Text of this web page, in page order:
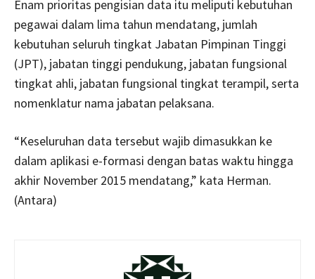
Enam prioritas pengisian data itu meliputi kebutuhan
pegawai dalam lima tahun mendatang, jumlah
kebutuhan seluruh tingkat Jabatan Pimpinan Tinggi
(JPT), jabatan tinggi pendukung, jabatan fungsional
tingkat ahli, jabatan fungsional tingkat terampil, serta
nomenklatur nama jabatan pelaksana.
“Keseluruhan data tersebut wajib dimasukkan ke
dalam aplikasi e-formasi dengan batas waktu hingga
akhir November 2015 mendatang,” kata Herman.
(Antara)